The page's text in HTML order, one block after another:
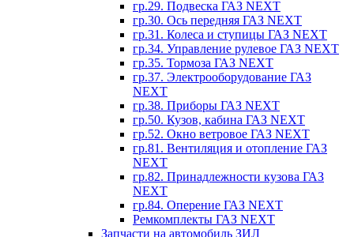
гр.29. Подвеска ГАЗ NEXT
гр.30. Ось передняя ГАЗ NEXT
гр.31. Колеса и ступицы ГАЗ NEXT
гр.34. Управление рулевое ГАЗ NEXT
гр.35. Тормоза ГАЗ NEXT
гр.37. Электрооборудование ГАЗ
NEXT
гр.38. Приборы ГАЗ NEXT
гр.50. Кузов, кабина ГАЗ NEXT
гр.52. Окно ветровое ГАЗ NEXT
гр.81. Вентиляция и отопление ГАЗ
NEXT
гр.82. Принадлежности кузова ГАЗ
NEXT
гр.84. Оперение ГАЗ NEXT
Ремкомплекты ГАЗ NEXT
Запчасти на автомобиль ЗИЛ